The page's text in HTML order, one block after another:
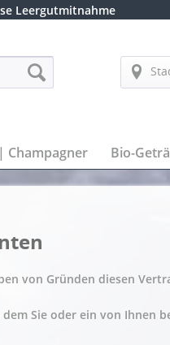
Leergutmitnahme
Champagner Bio-
von Gründen diesen
Sie oder ein von